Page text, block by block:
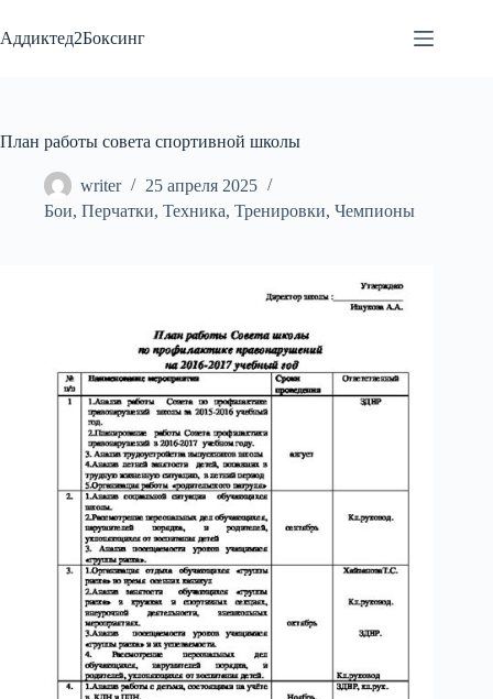
к
сути
Аддиктед2Боксинг
План работы совета спортивной школы
writer
25 апреля 2025
Бои, Перчатки, Техника, Тренировки, Чемпионы